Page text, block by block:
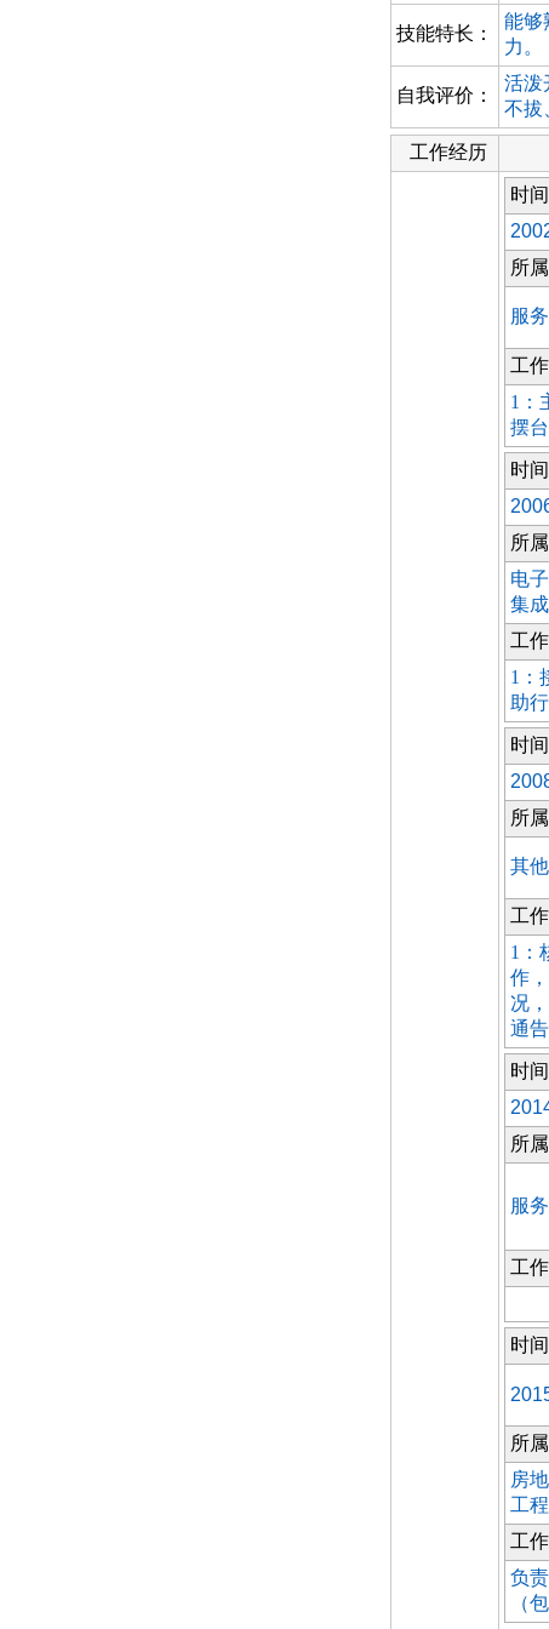
技能特长：
能够
力。
自我评价：
活泼
不拔
工作经历
时间
所
服
工
1：
摆
时间
所
电
集
工
1：
助
时间
所
其
工
1：
作
况
通
时间
所
服
工
时间
所
房
工程
工
负
（